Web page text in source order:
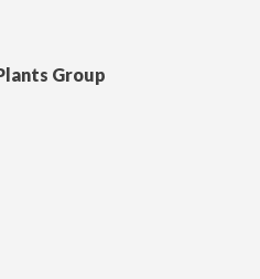
Group